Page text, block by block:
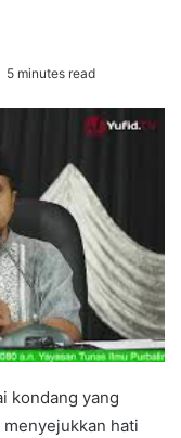
5 minutes read
kondang yang
hati